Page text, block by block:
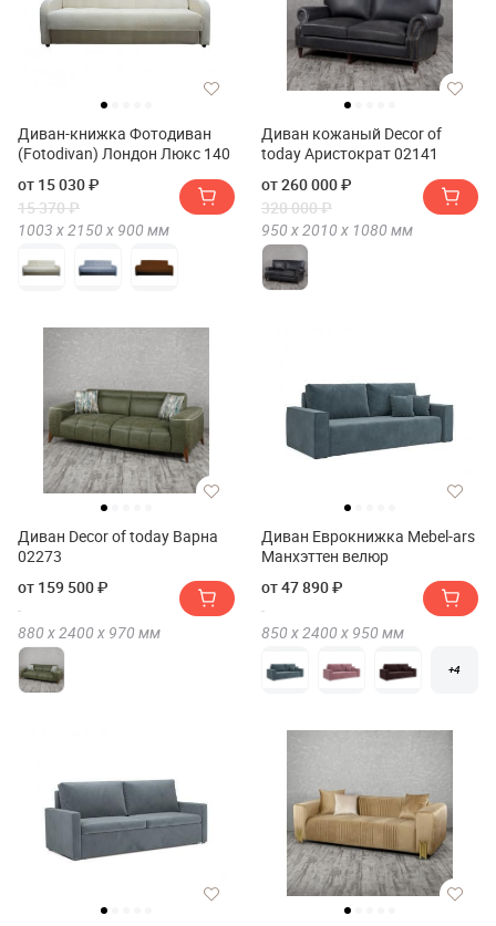
Диван-книжка Фотодиван
(Fotodivan) Лондон Люкс 140
от 15 030 ₽
15 370 ₽
1003 х2150 х 900 мм
Диван кожаный Decor of
today Аристократ 02141
от 260 000 ₽
320 000 ₽
950 х2010 х 1080 мм
Диван Decor of today Варна
02273
от 159 500 ₽
880 х2400 х 970 мм
Диван Еврокнижка Mebel-ars
Манхэттен велюр
от 47 890 ₽
850 х2400 х 950 мм
+4